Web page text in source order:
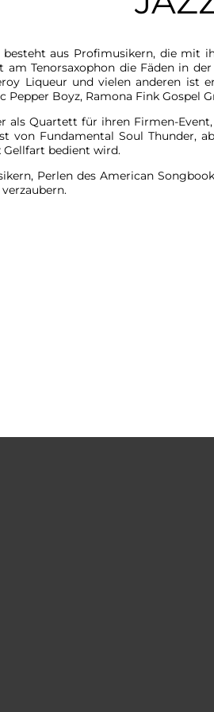
besteht aus Profimusikern, die
am Tenorsaxophon die Fäden in
Liqueur und vielen anderen ist
Pepper Boyz, Ramona Fink Gospel
als Quartett für ihren Firmen-
von Fundamental Soul Thunder,
bedient wird.
Perlen des American